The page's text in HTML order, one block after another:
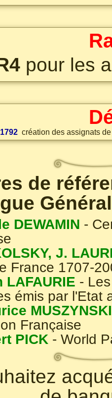
pour les
création des assignats
de
DEWAMIN -
J.
France 1707-
LAFAURIE -
émis par l'Etat
MUSZYNSKI
Française
PICK - World